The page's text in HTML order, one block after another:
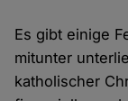
Es gibt einige
mitunter
katholischer